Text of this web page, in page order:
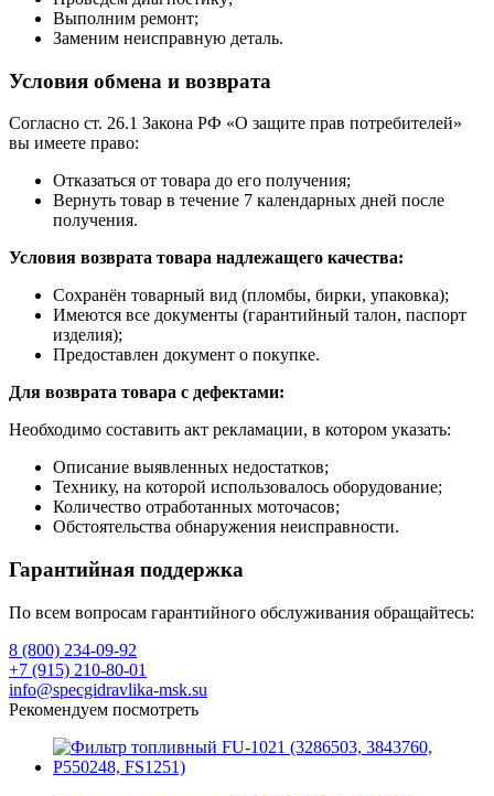
Выполним ремонт;
Заменим неисправную деталь.
Условия обмена и возврата
Согласно ст. 26.1 Закона РФ «О защите прав потребителей»
вы имеете право:
Отказаться от товара до его получения;
Вернуть товар в течение 7 календарных дней после
получения.
Условия возврата товара надлежащего качества:
Сохранён товарный вид (пломбы, бирки, упаковка);
Имеются все документы (гарантийный талон, паспорт
изделия);
Предоставлен документ о покупке.
Для возврата товара с дефектами:
Необходимо составить акт рекламации, в котором указать:
Описание выявленных недостатков;
Технику, на которой использовалось оборудование;
Количество отработанных моточасов;
Обстоятельства обнаружения неисправности.
Гарантийная поддержка
По всем вопросам гарантийного обслуживания обращайтесь:
8 (800) 234-09-92
+7 (915) 210-80-01
info@specgidravlika-msk.su
Рекомендуем посмотреть